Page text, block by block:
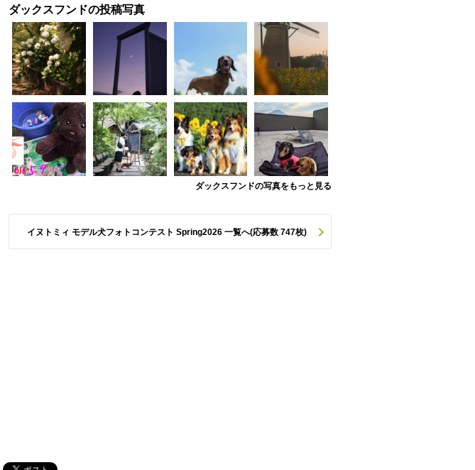
ダックスフンドの投稿写真
ダックスフンドの写真をもっと見る
イヌトミィ モデル犬フォトコンテスト Spring2026 一覧へ(応募数 747枚)